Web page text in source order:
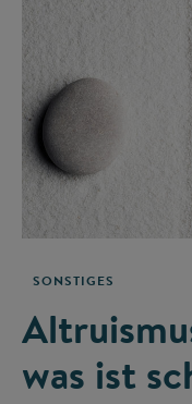
SONSTIGES
was ist